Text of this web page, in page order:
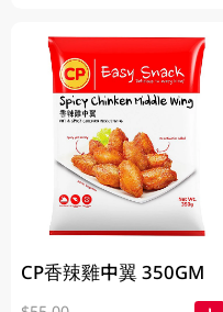
CP香辣雞中翼 350GM